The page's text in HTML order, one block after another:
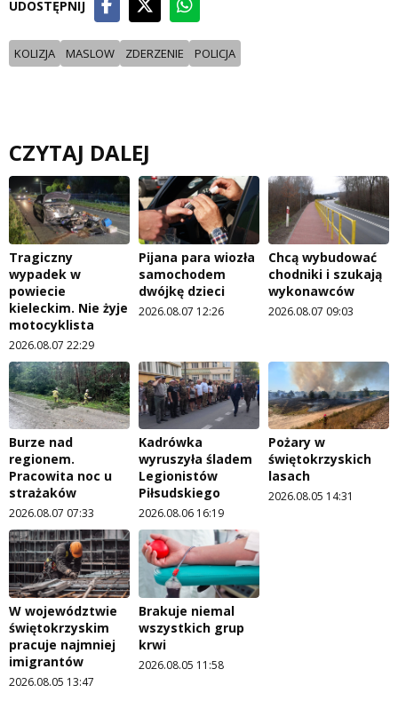
UDOSTĘPNIJ
KOLIZJA MASLOW ZDERZENIE POLICJA
CZYTAJ DALEJ
Tragiczny
wypadek w
powiecie
kieleckim. Nie żyje
motocyklista
2026.08.07 22:29
Pijana para wiozła
samochodem
dwójkę dzieci
2026.08.07 12:26
Chcą wybudować
chodniki i szukają
wykonawców
2026.08.07 09:03
Burze nad
regionem.
Pracowita noc u
strażaków
2026.08.07 07:33
Kadrówka
wyruszyła śladem
Legionistów
Piłsudskiego
2026.08.06 16:19
Pożary w
świętokrzyskich
lasach
2026.08.05 14:31
W województwie
świętokrzyskim
pracuje najmniej
imigrantów
2026.08.05 13:47
Brakuje niemal
wszystkich grup
krwi
2026.08.05 11:58